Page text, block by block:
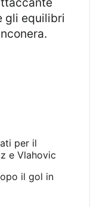
gli equilibri